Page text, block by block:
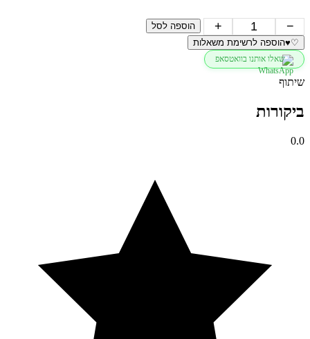
−
כמות
של
שרשרת
תליון
פנינה
מלבן
+
הוספה לסל
♡
♥הוספה לרשימת משאלות
שאלו אותנו בוואטסאפ
שיתוף
ביקורות
0.0